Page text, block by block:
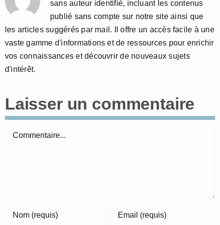
sans auteur identifié, incluant les contenus
publié sans compte sur notre site ainsi que
les articles suggérés par mail. Il offre un accès facile à une
vaste gamme d'informations et de ressources pour enrichir
vos connaissances et découvrir de nouveaux sujets
d'intérêt.
Laisser un commentaire
Commentaire